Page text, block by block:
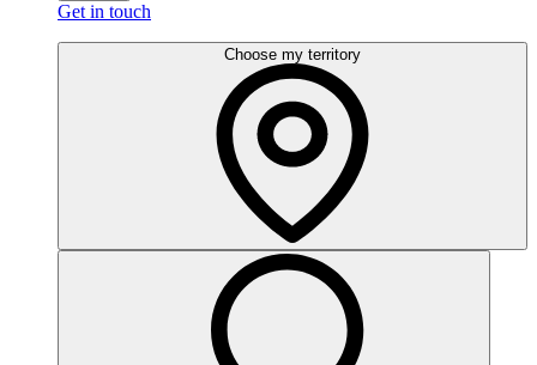
Get in touch
Choose my territory